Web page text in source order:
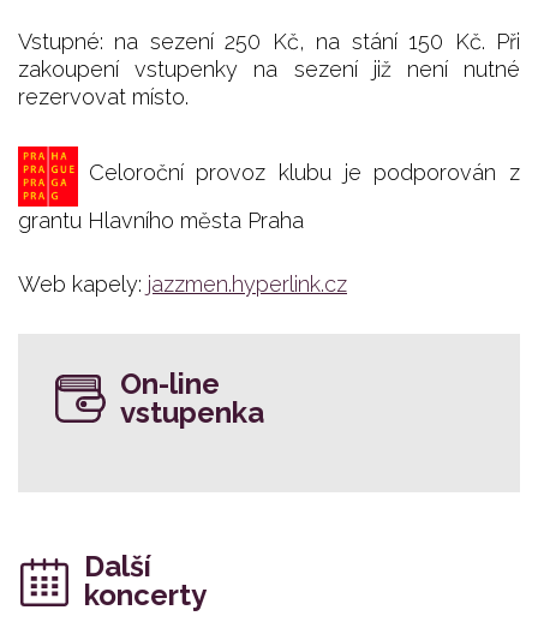
Vstupné: na sezení 250 Kč, na stání 150 Kč. Při
zakoupení vstupenky na sezení již není nutné
rezervovat místo.
Celoroční provoz klubu je podporován z
grantu Hlavního města Praha
Web kapely: jazzmen.hyperlink.cz
On-line
vstupenka
Další
koncerty